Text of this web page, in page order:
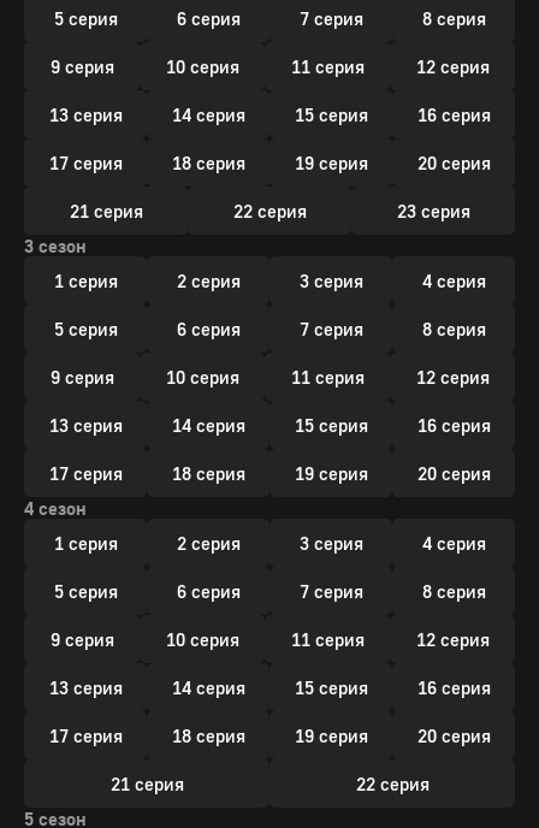
5 серия 6 серия 7 серия 8 серия
9 серия 10 серия 11 серия 12 серия
13 серия 14 серия 15 серия 16 серия
17 серия 18 серия 19 серия 20 серия
21 серия 22 серия
23 серия
3 сезон
1 серия
2 серия 3 серия 4 серия
5 серия 6 серия 7 серия 8 серия
9 серия 10 серия 11 серия 12 серия
13 серия 14 серия 15 серия 16 серия
17 серия 18 серия 19 серия
20 серия
4 сезон
1 серия
2 серия 3 серия 4 серия
5 серия 6 серия 7 серия 8 серия
9 серия 10 серия 11 серия 12 серия
13 серия 14 серия 15 серия 16 серия
17 серия 18 серия 19 серия 20 серия
21 серия
22 серия
5 сезон